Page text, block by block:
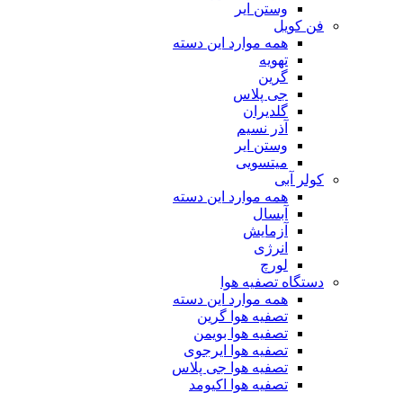
وستن ایر
فن کویل
همه موارد این دسته
تهویه
گرین
جی پلاس
گلدیران
آذر نسیم
وستن ایر
میتسویی
کولر آبی
همه موارد این دسته
آبسال
آزمایش
انرژی
لورچ
دستگاه تصفیه هوا
همه موارد این دسته
تصفیه هوا گرین
تصفیه هوا بویمن
تصفیه هوا ایرجوی
تصفیه هوا جی پلاس
تصفیه هوا اکیومد